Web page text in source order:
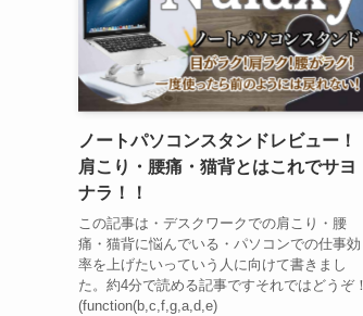
ノートパソコンスタンドレビュー！
肩こり・腰痛・猫背とはこれでサヨ
ナラ！！
この記事は・デスクワークでの肩こり・腰
痛・猫背に悩んでいる・パソコンでの仕事効
率を上げたいっていう人に向けて書きまし
た。約4分で読める記事ですそれではどうぞ！
(function(b,c,f,g,a,d,e)